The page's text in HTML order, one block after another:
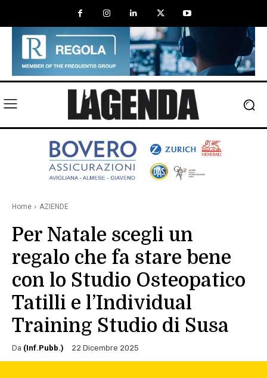
Home AZIENDE
Per Natale scegli un
regalo che fa stare bene
con lo Studio Osteopatico
Tatilli e l’Individual
Training Studio di Susa
Da (Inf.Pubb.) 22 Dicembre 2025